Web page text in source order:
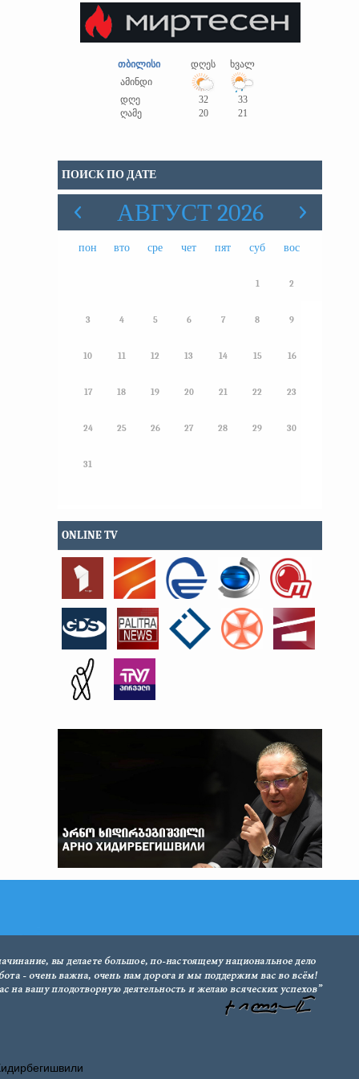
თბილისი დღეს
ხვალ
ამინდი
დღე
32
33
ღამე
20 21
ПОИСК ПО ДАТЕ
АВГУСТ 2026
пон вто сре чет пят суб вос
1 2
3 4 5 6 7 8 9
10 11 12 13 14 15 16
17 18 19 20 21 22 23
24 25 26 27 28 29 30
31
ONLINE TV